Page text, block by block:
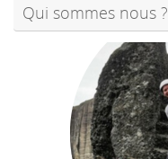
Qui sommes nous ?